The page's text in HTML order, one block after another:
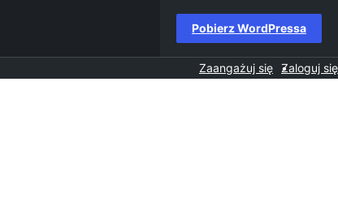
Pobierz WordPressa
Zaangażuj się Zaloguj się